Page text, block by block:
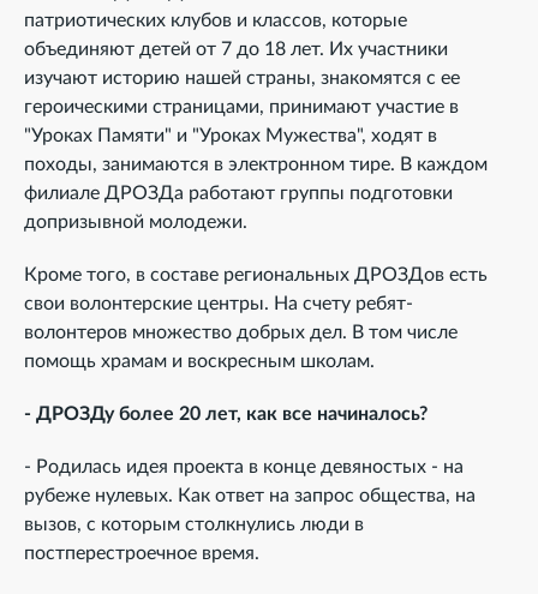
патриотических клубов и классов, которые
объединяют детей от 7 до 18 лет. Их участники
изучают историю нашей страны, знакомятся с ее
героическими страницами, принимают участие в
"Уроках Памяти" и "Уроках Мужества", ходят в
походы, занимаются в электронном тире. В каждом
филиале ДРОЗДа работают группы подготовки
допризывной молодежи.
Кроме того, в составе региональных ДРОЗДов есть
свои волонтерские центры. На счету ребят-
волонтеров множество добрых дел. В том числе
помощь храмам и воскресным школам.
- ДРОЗДу более 20 лет, как все начиналось?
- Родилась идея проекта в конце девяностых - на
рубеже нулевых. Как ответ на запрос общества, на
вызов, с которым столкнулись люди в
постперестроечное время.